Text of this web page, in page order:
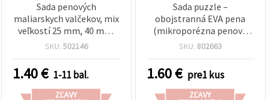
Sada penových
maliarskych valčekov, mix
veľkostí 25 mm, 40 mm,
60 mm, 3 ks
SKU: 502146
1.40€ 1-11 bal.
ZĽAVY
Sada puzzle –
obojstranná EVA pena
(mikroporézna penová
guma) s plastovou
SKU: 802663
1.60€ pre1 kus
ZĽAVY